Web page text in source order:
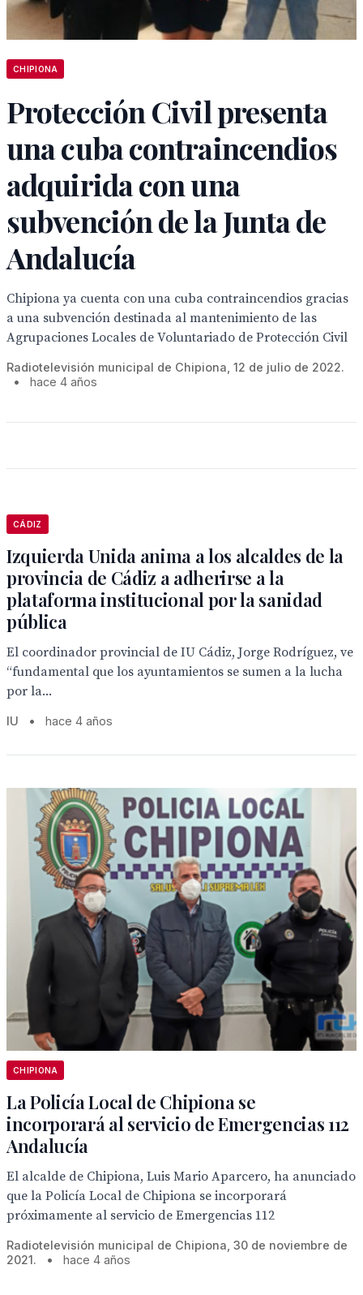
CHIPIONA
Protección Civil presenta
una cuba contraincendios
adquirida con una
subvención de la Junta de
Andalucía
Chipiona ya cuenta con una cuba contraincendios gracias
a una subvención destinada al mantenimiento de las
Agrupaciones Locales de Voluntariado de Protección Civil
Radiotelevisión municipal de Chipiona, 12 de julio de 2022.
•
hace 4 años
CÁDIZ
Izquierda Unida anima a los alcaldes de la
provincia de Cádiz a adherirse a la
plataforma institucional por la sanidad
pública
El coordinador provincial de IU Cádiz, Jorge Rodríguez, ve
“fundamental que los ayuntamientos se sumen a la lucha
por la...
IU • hace 4 años
CHIPIONA
La Policía Local de Chipiona se
incorporará al servicio de Emergencias 112
Andalucía
El alcalde de Chipiona, Luis Mario Aparcero, ha anunciado
que la Policía Local de Chipiona se incorporará
próximamente al servicio de Emergencias 112
Radiotelevisión municipal de Chipiona, 30 de noviembre de
2021.
• hace 4 años